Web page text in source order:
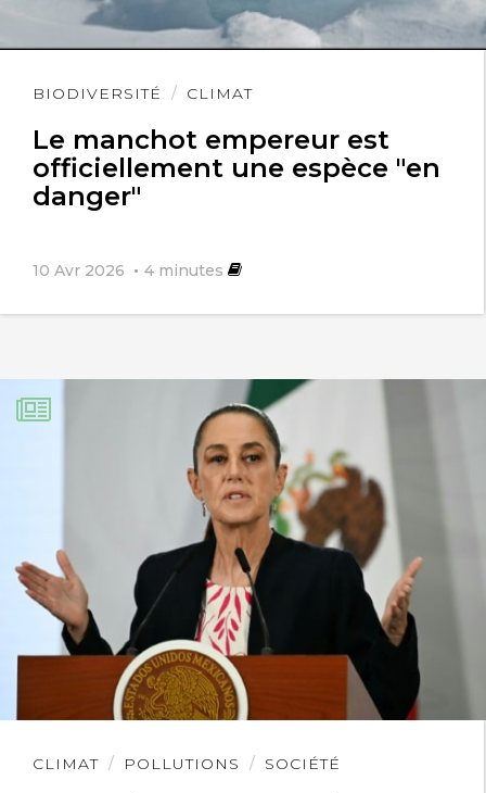
BIODIVERSITÉ CLIMAT
Le manchot empereur est
officiellement une espèce "en
danger"
10 Avr 2026 4 minutes
Lire
CLIMAT POLLUTIONS SOCIÉTÉ
Lire